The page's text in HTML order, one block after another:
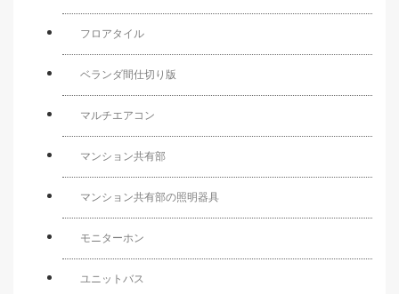
フロアタイル
ベランダ間仕切り版
マルチエアコン
マンション共有部
マンション共有部の照明器具
モニターホン
ユニットバス